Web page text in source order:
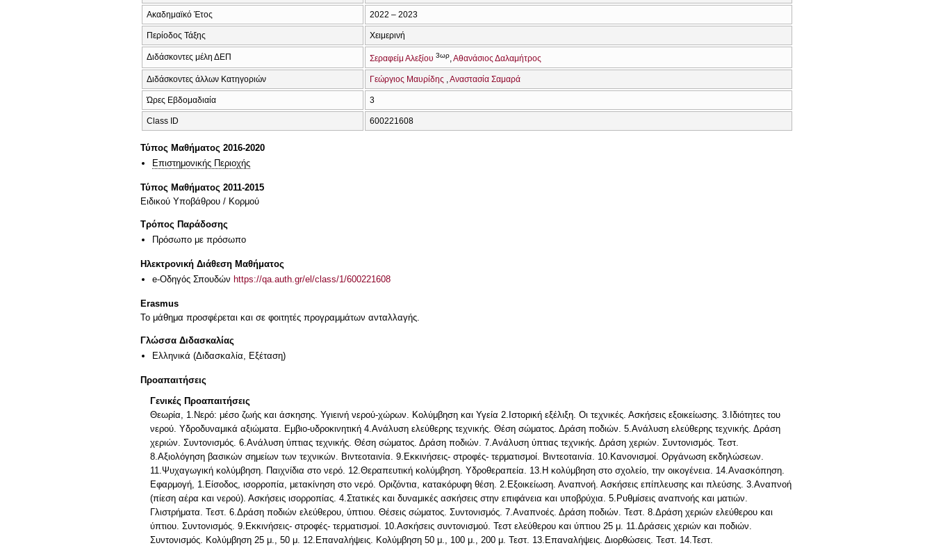
Ακαδημαϊκό Έτος 2022 – 2023
Περίοδος Τάξης Χειμερινή
Διδάσκοντες μέλη ΔΕΠ Σεραφείμ Αλεξίου 3ωρ Αθανάσιος Δαλαμήτρος
Διδάσκοντες άλλων Κατηγοριών Γεώργιος Μαυρίδης Αναστασία Σαμαρά
Ώρες Εβδομαδιαία 3
Class ID 600221608
Τύπος Μαθήματος 2016-2020
Επιστημονικής Περιοχής
Τύπος Μαθήματος 2011-2015
Ειδικού Υποβάθρου / Κορμού
Τρόπος Παράδοσης
Πρόσωπο με πρόσωπο
Ηλεκτρονική Διάθεση Μαθήματος
e-Οδηγός Σπουδών https://qa.auth.gr/el/class/1/600221608
Erasmus
Το μάθημα προσφέρεται και σε φοιτητές προγραμμάτων ανταλλαγής.
Γλώσσα Διδασκαλίας
Ελληνικά (Διδασκαλία, Εξέταση)
Προαπαιτήσεις
Γενικές Προαπαιτήσεις
Θεωρία, 1.Νερό: μέσο ζωής και άσκησης. Υγιεινή νερού-χώρων. Κολύμβηση και Υγεία 2.Ιστορική εξέλιξη. Οι τεχνικές. Ασκήσεις εξοικείωσης. 3.Ιδιότητες του
νερού. Υδροδυναμικά αξιώματα. Εμβιο-υδροκινητική 4.Ανάλυση ελεύθερης τεχνικής. Θέση σώματος. Δράση ποδιών. 5.Ανάλυση ελεύθερης τεχνικής. Δράση
χεριών. Συντονισμός. 6.Ανάλυση ύπτιας τεχνικής. Θέση σώματος. Δράση ποδιών. 7.Ανάλυση ύπτιας τεχνικής. Δράση χεριών. Συντονισμός. Τεστ.
8.Αξιολόγηση βασικών σημείων των τεχνικών. Βιντεοταινία. 9.Εκκινήσεις- στροφές- τερματισμοί. Βιντεοταινία. 10.Κανονισμοί. Οργάνωση εκδηλώσεων.
11.Ψυχαγωγική κολύμβηση. Παιχνίδια στο νερό. 12.Θεραπευτική κολύμβηση. Υδροθεραπεία. 13.Η κολύμβηση στο σχολείο, την οικογένεια. 14.Ανασκόπηση.
Εφαρμογή, 1.Είσοδος, ισορροπία, μετακίνηση στο νερό. Οριζόντια, κατακόρυφη θέση. 2.Εξοικείωση. Αναπνοή. Ασκήσεις επίπλευσης και πλεύσης. 3.Αναπνοή
(πίεση αέρα και νερού). Ασκήσεις ισορροπίας. 4.Στατικές και δυναμικές ασκήσεις στην επιφάνεια και υποβρύχια. 5.Ρυθμίσεις αναπνοής και ματιών.
Γλιστρήματα. Τεστ. 6.Δράση ποδιών ελεύθερου, ύπτιου. Θέσεις σώματος. Συντονισμός. 7.Αναπνοές. Δράση ποδιών. Τεστ. 8.Δράση χεριών ελεύθερου και
ύπτιου. Συντονισμός. 9.Εκκινήσεις- στροφές- τερματισμοί. 10.Ασκήσεις συντονισμού. Τεστ ελεύθερου και ύπτιου 25 μ. 11.Δράσεις χεριών και ποδιών.
Συντονισμός. Κολύμβηση 25 μ., 50 μ. 12.Επαναλήψεις. Κολύμβηση 50 μ., 100 μ., 200 μ. Τεστ. 13.Επαναλήψεις. Διορθώσεις. Τεστ. 14.Τεστ.